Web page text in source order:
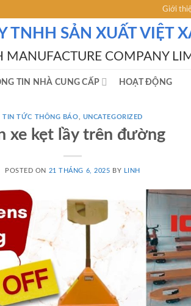
Giới
TNHH SẢN XUẤT VIỆT
MANUFACTURE COMPANY
TIN NHÀ CUNG CẤP HOẠT ĐỘNG
TIN TỨC THÔNG BÁO UNCATEGORIZED
xe kẹt lầy trên đường
POSTED ON 21 THÁNG 6, 2025 BY LINH